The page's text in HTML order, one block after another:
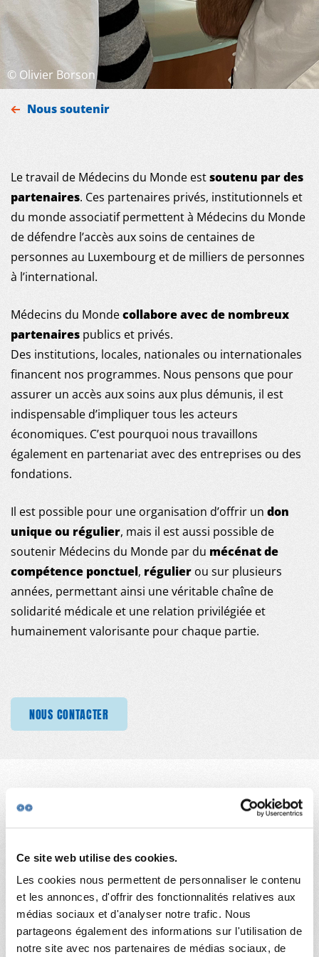
Ce site web utilise des cookies.
Les cookies nous permettent de personnaliser le contenu
et les annonces, d'offrir des fonctionnalités relatives aux
médias sociaux et d'analyser notre trafic. Nous
partageons également des informations sur l'utilisation de
notre site avec nos partenaires de médias sociaux, de
MDM
SUR LE TERRAIN
ACTUALITÉS
PUBLICATIONS
NOUS REJOINDRE
NOUS SOUTENIR
© Olivier Borson
Nous soutenir
Le travail de Médecins du Monde est soutenu par des
partenaires. Ces partenaires privés, institutionnels et
du monde associatif permettent à Médecins du Monde
de défendre l’accès aux soins de centaines de
personnes au Luxembourg et de milliers de personnes
à l’international.
Médecins du Monde collabore avec de nombreux
partenaires publics et privés.
Des institutions, locales, nationales ou internationales
financent nos programmes. Nous pensons que pour
assurer un accès aux soins aux plus démunis, il est
indispensable d’impliquer tous les acteurs
économiques. C’est pourquoi nous travaillons
également en partenariat avec des entreprises ou des
fondations.
Il est possible pour une organisation d’offrir un don
unique ou régulier, mais il est aussi possible de
soutenir Médecins du Monde par du mécénat de
compétence ponctuel , régulier ou sur plusieurs
années, permettant ainsi une véritable chaîne de
solidarité médicale et une relation privilégiée et
humainement valorisante pour chaque partie.
NOUS CONTACTER
NOUS CONTACTER
ILS NOUS SOUTIENNENT